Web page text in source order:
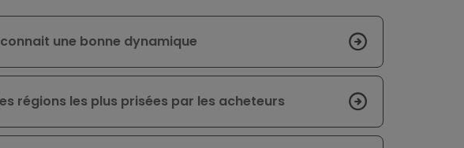
une bonne dynamique
régions les plus prisées par les acheteurs